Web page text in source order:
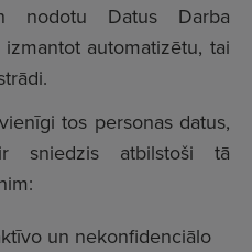
nodotu Datus Darba
automatizētu, tai
tos personas datus,
sniedzis atbilstoši tā
un nekonfidenciālo